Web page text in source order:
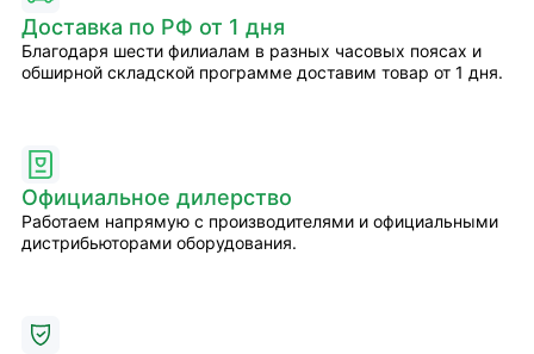
Доставка по РФ от 1 дня
Благодаря шести филиалам в разных часовых поясах и
обширной складской программе доставим товар от 1 дня.
Официальное дилерство
Работаем напрямую с производителями и официальными
дистрибьюторами оборудования.